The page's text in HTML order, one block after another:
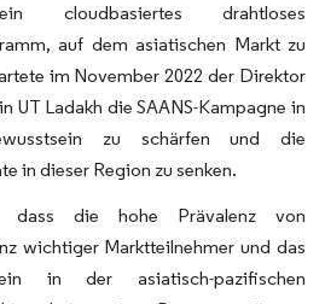
cloudbasiertes drahtloses
auf dem asiatischen Markt zu
im November 2022 der Direktor
UT Ladakh die SAANS-Kampagne in
zu schärfen und die
in dieser Region zu senken.
dass die hohe Prävalenz von
wichtiger Marktteilnehmer und das
in der asiatisch-pazifischen